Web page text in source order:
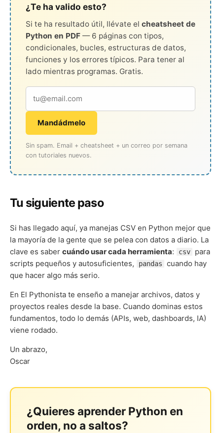
¿Te ha valido esto?
Si te ha resultado útil, llévate el cheatsheet de
Python en PDF — 6 páginas con tipos,
condicionales, bucles, estructuras de datos,
funciones y los errores típicos. Para tener al
lado mientras programas. Gratis.
Mandádmelo
Sin spam. Email + cheatsheet + un correo por semana
con tutoriales nuevos.
Tu siguiente paso
Si has llegado aquí, ya manejas CSV en Python mejor que
la mayoría de la gente que se pelea con datos a diario. La
clave es saber cuándo usar cada herramienta: csv
para
scripts pequeños y autosuficientes,
pandas
cuando hay
que hacer algo más serio.
En El Pythonista te enseño a manejar archivos, datos y
proyectos reales desde la base. Cuando dominas estos
fundamentos, todo lo demás (APIs, web, dashboards, IA)
viene rodado.
Un abrazo,
Oscar
¿Quieres aprender Python en
orden, no a saltos?